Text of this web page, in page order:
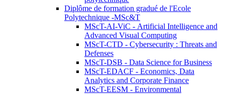
Diplôme de formation gradué de l'Ecole
Polytechnique -MSc&T
MScT-AI-ViC - Artificial Intelligence and
Advanced Visual Computing
MScT-CTD - Cybersecurity : Threats and
Defenses
MScT-DSB - Data Science for Business
MScT-EDACF - Economics, Data
Analytics and Corporate Finance
MScT-EESM - Environmental